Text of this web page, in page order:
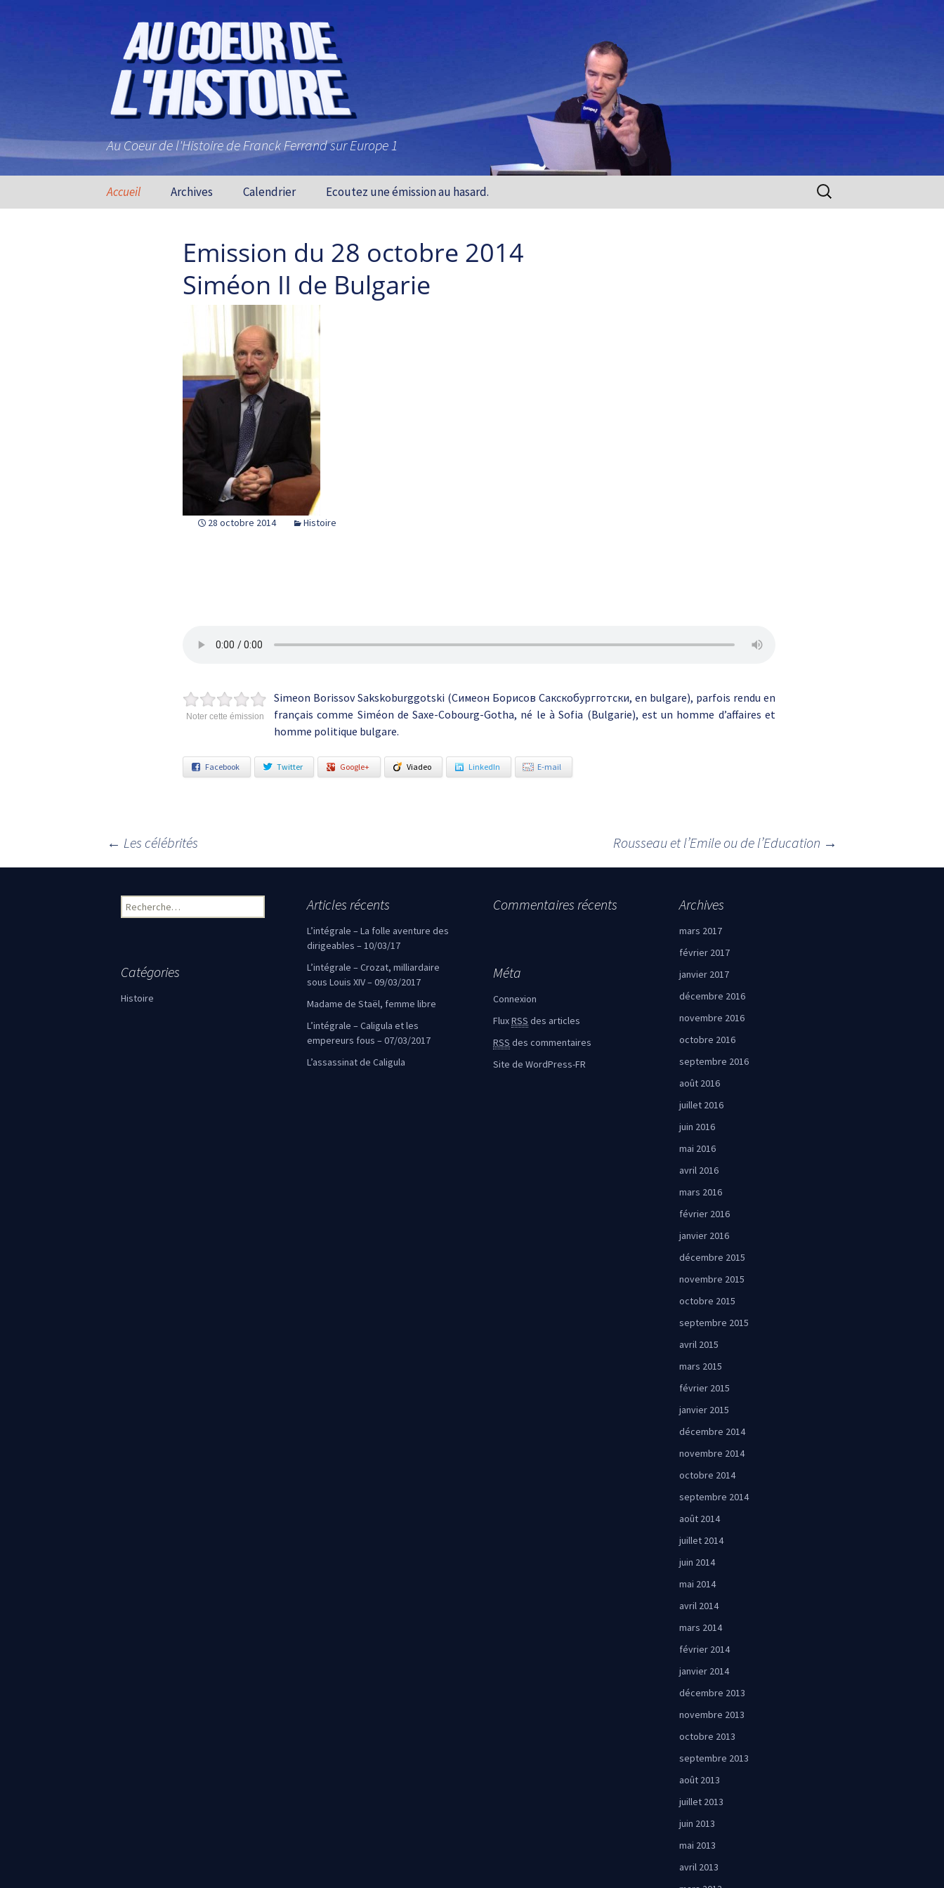
Au Coeur de l'Histoire de Franck Ferrand sur Europe 1
Aller au contenu principal
Accueil Archives Calendrier Ecoutez une émission au hasard. Rechercher :
Emission du 28 octobre 2014
Siméon II de Bulgarie
28 octobre 2014 Histoire
Noter cette émission
Simeon Borissov Sakskoburggotski (Симеон Борисов Сакскобургготски, en bulgare), parfois rendu en
français comme Siméon de Saxe-Cobourg-Gotha, né le à Sofia (Bulgarie), est un homme d’affaires et
homme politique bulgare.
Facebook Twitter Google+ Viadeo LinkedIn E-mail
Navigation des articles
← Les célébrités Rousseau et l’Emile ou de l’Education →
Rechercher : Articles récents
L’intégrale – La folle aventure des
dirigeables – 10/03/17
L’intégrale – Crozat, milliardaire
sous Louis XIV – 09/03/2017
Madame de Staël, femme libre
L’intégrale – Caligula et les
empereurs fous – 07/03/2017
L’assassinat de Caligula
Commentaires récents Archives
mars 2017
février 2017
janvier 2017
décembre 2016
novembre 2016
octobre 2016
septembre 2016
août 2016
juillet 2016
juin 2016
mai 2016
avril 2016
mars 2016
février 2016
janvier 2016
décembre 2015
novembre 2015
octobre 2015
septembre 2015
avril 2015
mars 2015
février 2015
janvier 2015
décembre 2014
novembre 2014
octobre 2014
septembre 2014
août 2014
juillet 2014
juin 2014
mai 2014
avril 2014
mars 2014
février 2014
janvier 2014
décembre 2013
novembre 2013
octobre 2013
septembre 2013
août 2013
juillet 2013
juin 2013
mai 2013
avril 2013
Catégories
Histoire
Méta
Connexion
FluxRSS des articles
RSS des commentaires
Site de WordPress-FR